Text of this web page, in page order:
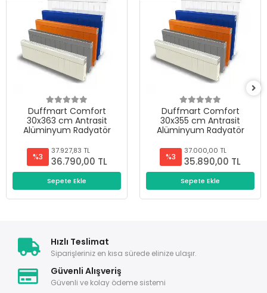
Duffmart Comfort
30x363 cm Antrasit
Alüminyum Radyatör
%3
37.927,83 TL
36.790,00 TL
Sepete Ekle
Duffmart Comfort
30x355 cm Antrasit
Alüminyum Radyatör
%3
37.000,00 TL
35.890,00 TL
Sepete Ekle
Hızlı Teslimat
Siparişleriniz en kısa sürede elinize ulaşır.
Güvenli Alışveriş
Güvenli ve kolay ödeme sistemi